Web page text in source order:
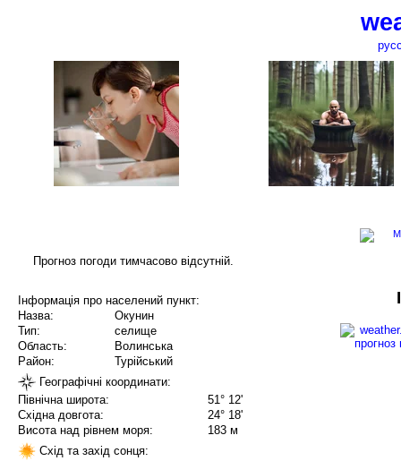
Прогноз погоди тимчасово відсутній.
Інформація про населений пункт:
Назва:
Окунин
Тип:
селище
Область:
Волинська
Район:
Турійський
Географічні координати:
Північна широта:
51° 12'
Східна довгота:
24° 18'
Висота над рівнем моря:
183 м
Схід та захід сонця: